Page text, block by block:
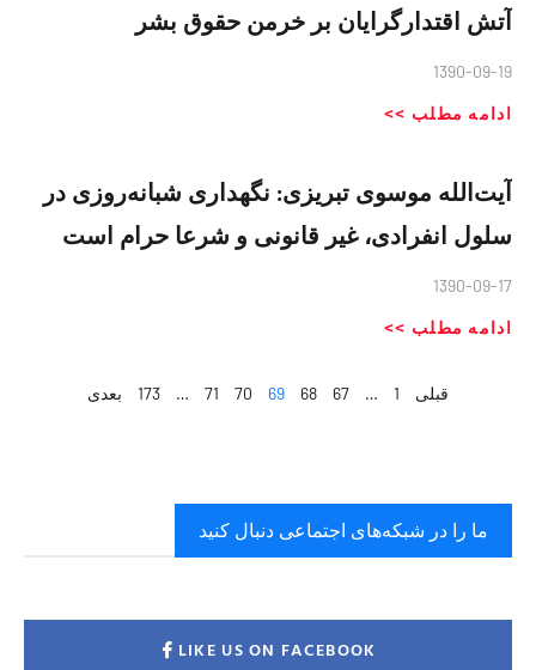
آتش اقتدارگرایان بر خرمن حقوق بشر
1390-09-19
ادامه مطلب >>
آیت‌الله موسوی تبریزی: نگهداری شبانه‌روزی در
سلول انفرادی، غیر قانونی و شرعا حرام است
1390-09-17
ادامه مطلب >>
قبلی 1
…
67
68
69
70
71
…
173 بعدی
ما را در شبکه‌های اجتماعی دنبال کنید
LIKE US ON FACEBOOK